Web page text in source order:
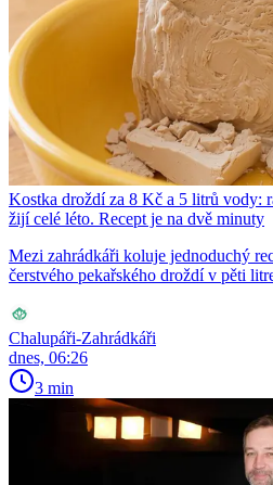
Kostka droždí za 8 Kč a 5 litrů vody:
žijí celé léto. Recept je na dvě minuty
Mezi zahrádkáři koluje jednoduchý
čerstvého pekařského droždí v pěti
Chalupáři-Zahrádkáři
dnes, 06:26
3 min